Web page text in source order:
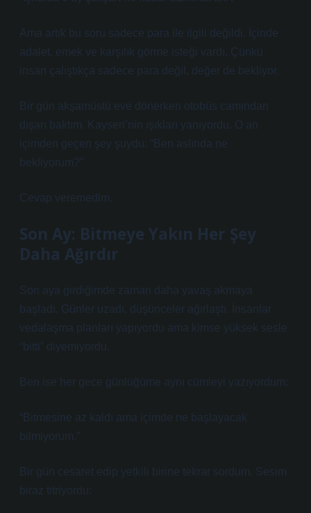
Ama artık bu soru sadece para ile ilgili değildi. İçinde
adalet, emek ve karşılık görme isteği vardı. Çünkü
insan çalıştıkça sadece para değil, değer de bekliyor.
Bir gün akşamüstü eve dönerken otobüs camından
dışarı baktım. Kayseri’nin ışıkları yanıyordu. O an
içimden geçen şey şuydu: “Ben aslında ne
bekliyorum?”
Cevap veremedim.
Son Ay: Bitmeye Yakın Her Şey
Daha Ağırdır
Son aya girdiğimde zaman daha yavaş akmaya
başladı. Günler uzadı, düşünceler ağırlaştı. İnsanlar
vedalaşma planları yapıyordu ama kimse yüksek sesle
“bitti” diyemiyordu.
Ben ise her gece günlüğüme aynı cümleyi yazıyordum:
“Bitmesine az kaldı ama içimde ne başlayacak
bilmiyorum.”
Bir gün cesaret edip yetkili birine tekrar sordum. Sesim
biraz titriyordu: